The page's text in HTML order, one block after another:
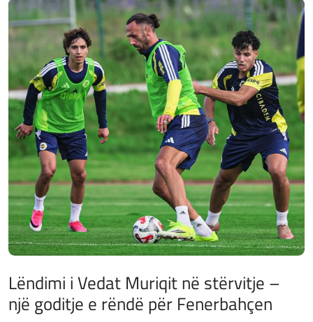
SHOWBIZ
SPORT
SHENDETI
JETA
Gallery
Shqip
Lëndimi i Vedat Muriqit në stërvitje –
një goditje e rëndë për Fenerbahçen